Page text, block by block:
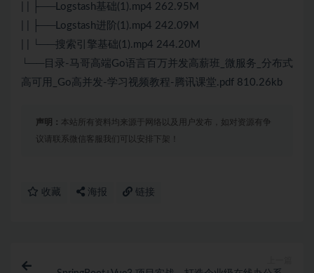
| | ├──Logstash基础(1).mp4 262.95M
| | ├──Logstash进阶(1).mp4 242.09M
| | └──搜索引擎基础(1).mp4 244.20M
└──目录-马哥高端Go语言百万并发高薪班_微服务_分布式
高可用_Go高并发-学习视频教程-腾讯课堂.pdf 810.26kb
声明： 本站所有资料均来源于网络以及用户发布，如对资源有争
议请联系微信客服我们可以安排下架！
收藏 海报 链接